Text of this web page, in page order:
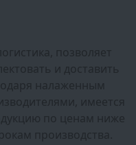
позволяет
и доставить
налаженным
имеется
по ценам ниже
производства.